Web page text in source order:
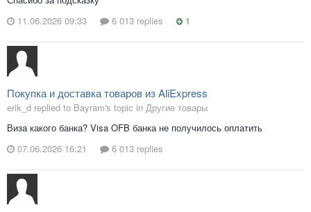
11.06.2026 09:33
6 013 replies 1
Покупка и доставка товаров из AliExpress
erik_d replied to Bayram's topic in Другие товары
Виза какого банка? Visa OFB банка не получилось оплатить
07.06.2026 16:21
6 013 replies